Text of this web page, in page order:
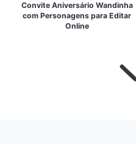
Convite Aniversário Wandinha
com Personagens para Editar
Online